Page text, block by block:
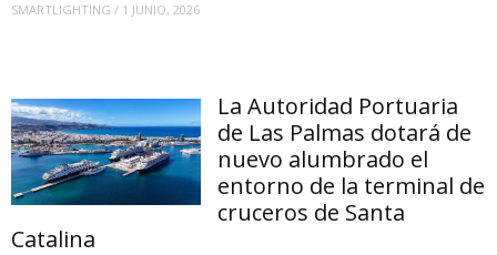
SMARTLIGHTING / 1 JUNIO, 2026
La Autoridad Portuaria
de Las Palmas dotará de
nuevo alumbrado el
entorno de la terminal de
cruceros de Santa
Catalina